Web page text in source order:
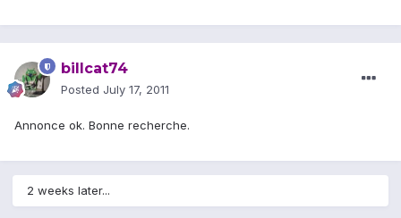
billcat74
Posted July 17, 2011
Annonce ok. Bonne recherche.
2 weeks later...